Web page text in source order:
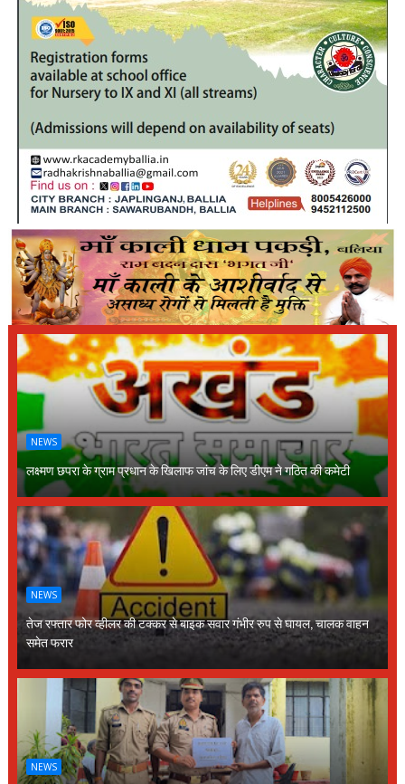
NEWS
लक्ष्मण छपरा के ग्राम प्रधान के खिलाफ जांच के लिए डीएम ने गठित की कमेटी
NEWS
तेज रफ्तार फोर व्हीलर की टक्कर से बाइक सवार गंभीर रुप से घायल, चालक वाहन
समेत फरार
NEWS